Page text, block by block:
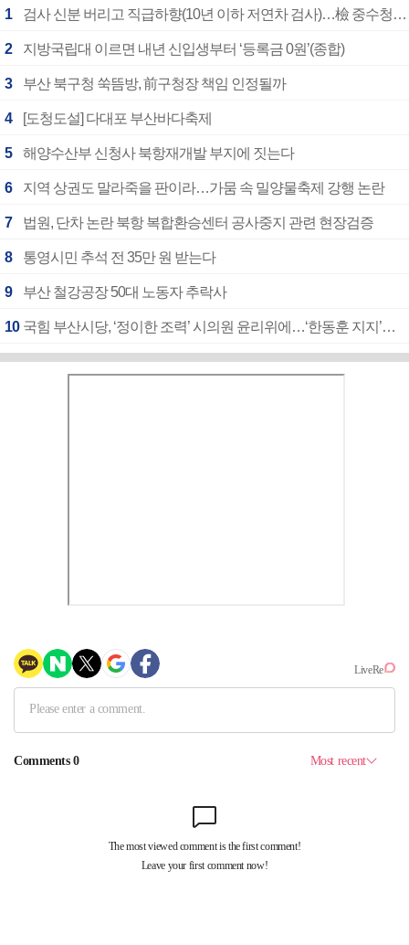
1 검사 신분 버리고 직급하향(10년 이하 저연차 검사)…檢 중수청행 기피
2 지방국립대 이르면 내년 신입생부터 ‘등록금 0원’(종합)
3 부산 북구청 쑥뜸방, 前구청장 책임 인정될까
4 [도청도설] 다대포 부산바다축제
5 해양수산부 신청사 북항재개발 부지에 짓는다
6 지역 상권도 말라죽을 판이라…가뭄 속 밀양물축제 강행 논란
7 법원, 단차 논란 북항 복합환승센터 공사중지 관련 현장검증
8 통영시민 추석 전 35만 원 받는다
9 부산 철강공장 50대 노동자 추락사
10 국힘 부산시당, ‘정이한 조력’ 시의원 윤리위에…‘한동훈 지지’도 신고접수